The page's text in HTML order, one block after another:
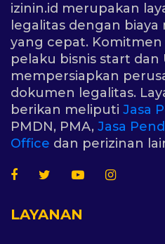
izinin.id merupakan
legalitas dengan
yang cepat.
pelaku bisnis start dan
mempersiapkan
dokumen legalitas.
berikan meliputi Jasa
PMDN, PMA, Jasa
Office dan perizinan
LAYANAN